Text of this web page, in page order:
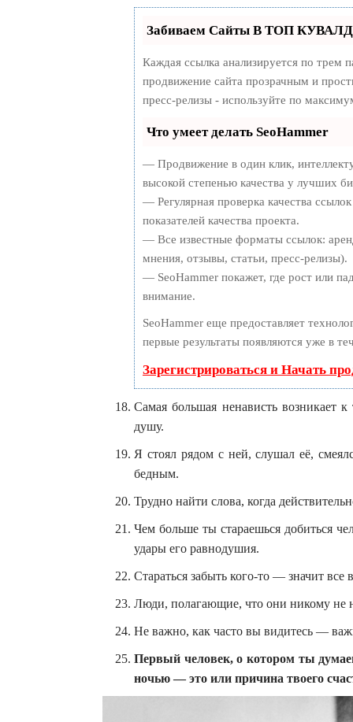
Забиваем Сайты В ТОП
Каждая ссылка анализируется по трем
продвижение сайта прозрачным и
пресс-релизы - используйте по
Что умеет делать SeoHammer
— Продвижение в один клик,
высокой степенью качества у лучших
— Регулярная проверка качества
показателей качества проекта.
— Все известные форматы ссылок:
мнения, отзывы, статьи, пресс-релизы).
— SeoHammer покажет, где рост или
внимание.
SeoHammer еще предоставляет
первые результаты появляются уже в
Зарегистрироваться и Начать
Самая большая ненависть возникает
душу.
Я стоял рядом с ней, слушал её,
бедным.
Трудно найти слова, когда
Чем больше ты стараешься добиться
удары его равнодушия.
Стараться забыть кого-то — значит
Люди, полагающие, что они никому не
Не важно, как часто вы видитесь —
Первый человек, о котором ты
ночью — это или причина твоего